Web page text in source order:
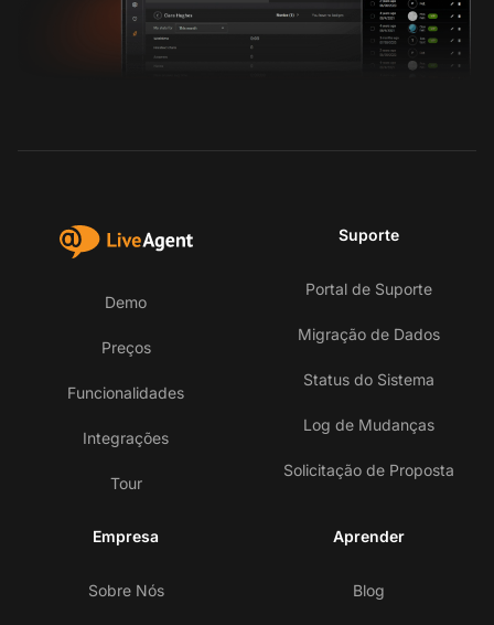
Demo
Preços
Funcionalidades
Integrações
Tour
Suporte
Portal de Suporte
Migração de Dados
Status do Sistema
Log de Mudanças
Solicitação de Proposta
Empresa
Sobre Nós
Aprender
Blog